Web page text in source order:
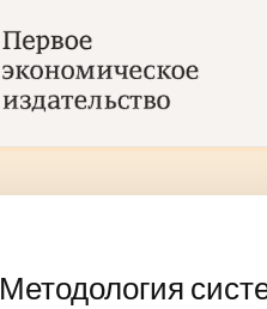
Методология